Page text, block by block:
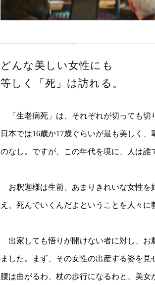
どんな美しい女性にも
等しく「死」は訪れる。
「生老病死」は、それぞれが切っても
日本では16歳か17歳ぐらいが最も美しく
のなし。ですが、この年代を境に、人は誰
お釈迦様は生前、あまりきれいな女性を
え、死んでいくんだよということを人々に
出家しても悟りが開けない者に対し、お
ました。まず、その女性の出産する姿を
腰は曲がるわ、杖の歩行になるわと、美